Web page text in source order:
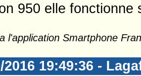
950 elle fonctionne
l'application Smartphone
2016 19:49:36 -